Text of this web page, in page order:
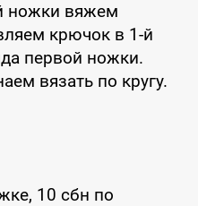
ножки вяжем
крючок в 1-й
первой ножки.
вязать по кругу.
10 сбн по